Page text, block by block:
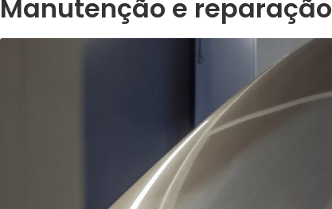
Manutenção e reparação